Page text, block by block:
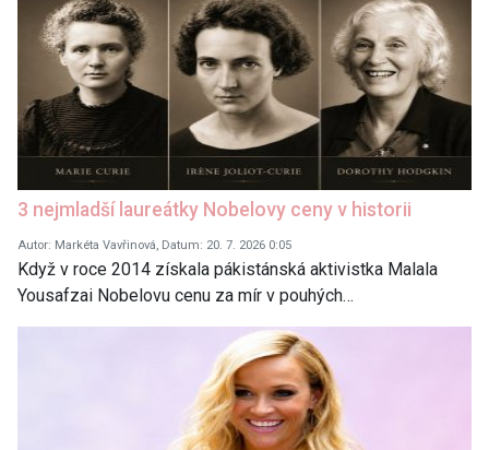
3 nejmladší laureátky Nobelovy ceny v historii
Autor: Markéta Vavřinová, Datum: 20. 7. 2026 0:05
Když v roce 2014 získala pákistánská aktivistka Malala
Yousafzai Nobelovu cenu za mír v pouhých…